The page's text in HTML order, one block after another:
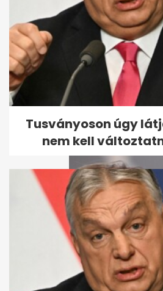
Kiderült,
- A hét...
Tusványoson úgy
nem kell